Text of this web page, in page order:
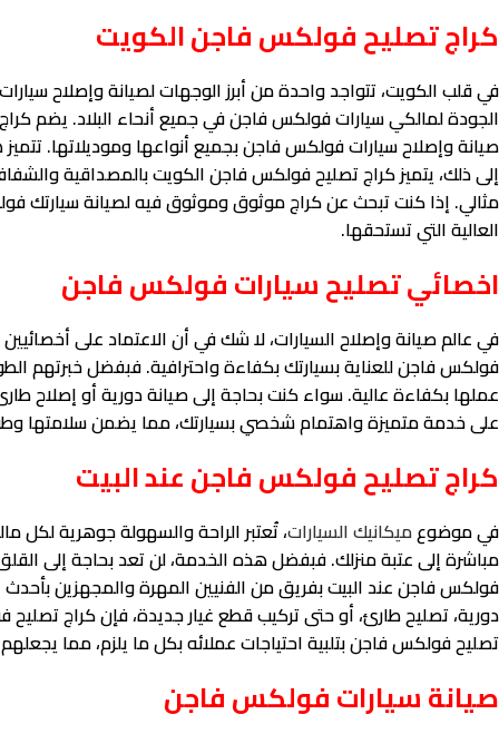
كراج تصليح فولكس فاجن الكويت
في قلب الكويت، تتواجد واحدة من أبرز الوجهات لصيانة وإصلاح
الجودة لمالكي سيارات فولكس فاجن في جميع أنحاء البلاد. يضم
صيانة وإصلاح سيارات فولكس فاجن بجميع أنواعها وموديلاتها.
إلى ذلك، يتميز كراج تصليح فولكس فاجن الكويت بالمصداقية
مثالي. إذا كنت تبحث عن كراج موثوق وموثوق فيه لصيانة سيارتك
العالية التي تستحقها.
اخصائي تصليح سيارات فولكس فاجن
في عالم صيانة وإصلاح السيارات، لا شك في أن الاعتماد على
فولكس فاجن للعناية بسيارتك بكفاءة واحترافية. فبفضل خبرتهم
عملها بكفاءة عالية. سواء كنت بحاجة إلى صيانة دورية أو إصلاح
على خدمة متميزة واهتمام شخصي بسيارتك، مما يضمن سلامتها
كراج تصليح فولكس فاجن عند البيت
في موضوعميكانيك السيارات، تُعتبر الراحة والسهولة جوهرية لكل
مباشرة إلى عتبة منزلك. فبفضل هذه الخدمة، لن تعد بحاجة إلى
فولكس فاجن عند البيت بفريق من الفنيين المهرة والمجهزين بأحدث
دورية، تصليح طارئ، أو حتى تركيب قطع غيار جديدة، فإن كراج
تصليح فولكس فاجن بتلبية احتياجات عملائه بكل ما يلزم، مما
صيانة سيارات فولكس فاجن